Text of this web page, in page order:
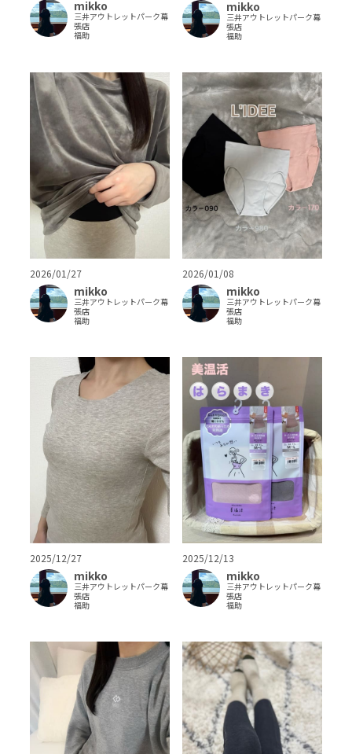
mikko
三井アウトレットパーク幕
張店
福助
mikko
三井アウトレットパーク幕
張店
福助
2026/01/27
mikko
三井アウトレットパーク幕
張店
福助
2026/01/08
mikko
三井アウトレットパーク幕
張店
福助
2025/12/27
mikko
三井アウトレットパーク幕
張店
福助
2025/12/13
mikko
三井アウトレットパーク幕
張店
福助